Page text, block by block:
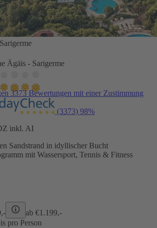
Ägäis - Sarigerme
3373 Bewertungen mit einer Zustimmung
(3373) 98%
inkl. AI
Sandstrand in idyllischer Bucht
mit Wassersport, Tennis & Fitness
ab €1.199,-
pro Person